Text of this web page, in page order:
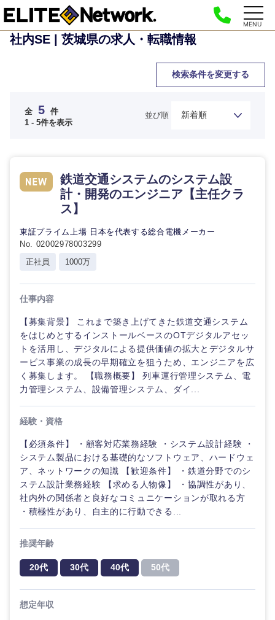
MENU
社内SE | 茨城県の求人・転職情報
検索条件を変更する
経営企
画・事業
企画
経営ボー
ド
管理
SCM
人事
マーケテ
ィング
クリエイ
ティブ
画
事業企画・事業開発
事業管理
M&A・事業投資
経営企画
政策渉外
経営企画・事業企画
経営ボード
管理
SCM
人事
マーケティング
営業
サービス
クリエイティブ
コンサルタント
専門職
商社・卸
エネルギー・資源・環境
自動車・機械・船舶
電気・電子・半導体
素材・化学・金属
食品・化粧品・アパレル・消費財
メディカル・ヘルスケア・ライフサイエンス
建設・不動産
北海道・東北地方
北海道 青森県
秋田県 岩手県
宮城県 山形県
希望年収
推奨年齢
20代 30代
40代 50代
フリーワード
こだわり条件を入力ください
急募 第二新卒
業
全 5 件
1 - 5件を表示
並び順
鉄道交通システムのシステム設
計・開発のエンジニア【主任クラ
ス】
東証プライム上場 日本を代表する総合電機メーカー
No. 02002978003299
正社員
1000万
仕事内容
【募集背景】 これまで築き上げてきた鉄道交通システム
をはじめとするインストールベースのOTデジタルアセッ
トを活用し、デジタルによる提供価値の拡大とデジタルサ
ービス事業の成長の早期確立を狙うため、エンジニアを広
く募集します。 【職務概要】 列車運行管理システム、電
力管理システム、設備管理システム、ダイ...
経験・資格
【必須条件】 ・顧客対応業務経験 ・システム設計経験 ・
システム製品における基礎的なソフトウェア、ハードウェ
ア、ネットワークの知識 【歓迎条件】 ・鉄道分野でのシ
ステム設計業務経験 【求める人物像】 ・協調性があり、
社内外の関係者と良好なコミュニケーションが取れる方
・積極性があり、自主的に行動できる...
推奨年齢
20代 30代 40代 50代
想定年収